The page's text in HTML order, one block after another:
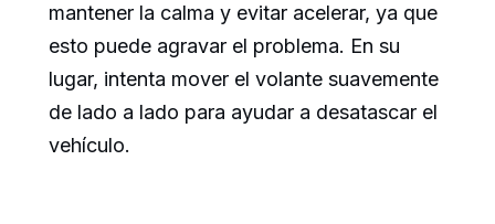
mantener la calma y evitar acelerar, ya que
esto puede agravar el problema. En su
lugar, intenta mover el volante suavemente
de lado a lado para ayudar a desatascar el
vehículo.